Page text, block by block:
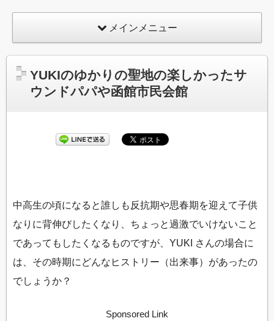
メインメニュー
YUKIのゆかりの聖地の楽しかったサ
ウンドパパや函館市民会館
中高生の頃になると誰しも反抗期や思春期を迎えて子供
なりに背伸びしたくなり、ちょっと過激でいけないこと
であってもしたくなるものですが、YUKI さんの場合に
は、その時期にどんなヒストリー（出来事）があったの
でしょうか？
Sponsored Link